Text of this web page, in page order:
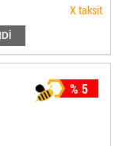
X taksit
% 5